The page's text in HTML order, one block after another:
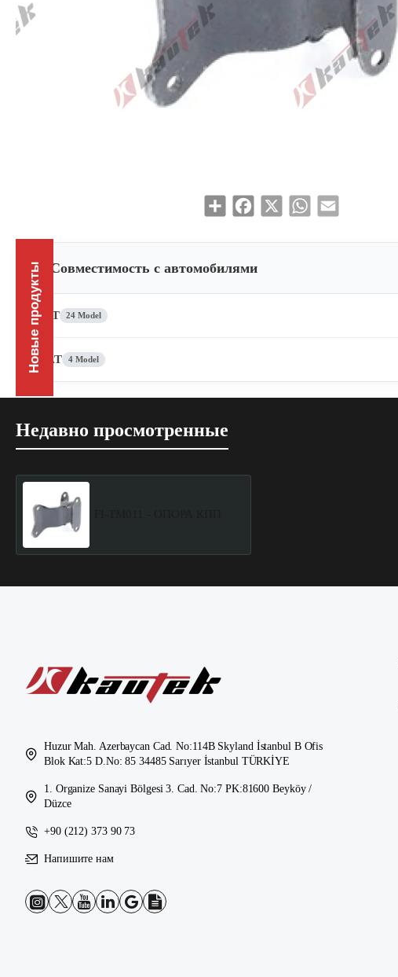
Share Facebook WhatsApp
Совместимость с автомобилями
FIAT 24 Model
SEAT 4 Model
Недавно просмотренные
Huzur Mah. Azerbaycan Cad. No:114B Skyland İstanbul B Ofis
Blok Kat:5 D.No: 85 34485 Sarıyer İstanbul TÜRKİYE
1. Organize Sanayi Bölgesi 3. Cad. No:7 PK:81600 Beyköy /
Düzce
+90 (212) 373 90 73
Напишите нам
Новые продукты